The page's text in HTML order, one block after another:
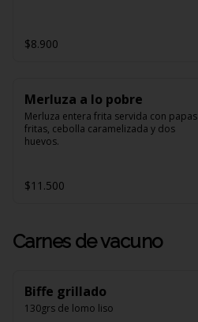
$8.900
Merluza a lo pobre
Merluza entera frita servida con papas
fritas, cebolla caramelizada y dos
huevos.
$11.500
Carnes de vacuno
Biffe grillado
130grs de lomo liso